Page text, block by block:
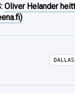
Oliver Helander